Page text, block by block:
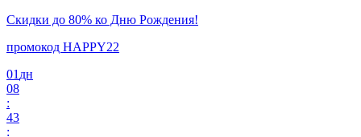
Скидки до 80% ко Дню Рождения!
промокод HAPPY22
01 дн
08
:
43
: